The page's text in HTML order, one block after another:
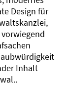
Design für
Inhalt